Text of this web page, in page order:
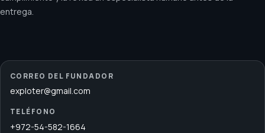
entrega.
CORREO DEL FUNDADOR
exploter@gmail.com
TELÉFONO
+972-54-582-1664